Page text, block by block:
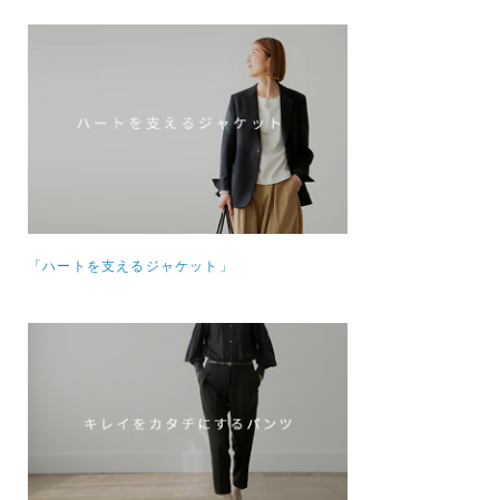
「ハートを支えるジャケット」